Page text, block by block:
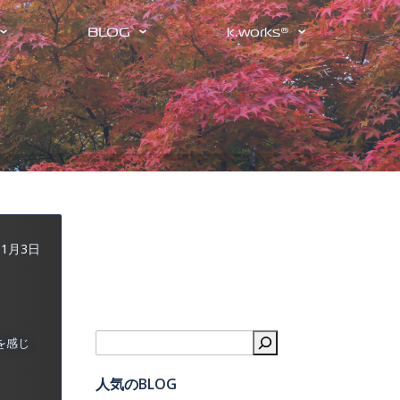
BLOG k.works®
月3日
感じ
人気のBLOG